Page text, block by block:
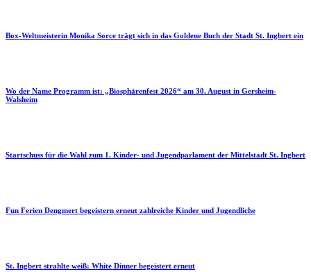
Box-Weltmeisterin Monika Sorce trägt sich in das Goldene Buch der Stadt St. Ingbert ein
Wo der Name Programm ist: „Biosphärenfest 2026“ am 30. August in Gersheim-
Walsheim
Startschuss für die Wahl zum 1. Kinder- und Jugendparlament der Mittelstadt St. Ingbert
Fun Ferien Dengmert begeistern erneut zahlreiche Kinder und Jugendliche
St. Ingbert strahlte weiß: White Dinner begeistert erneut